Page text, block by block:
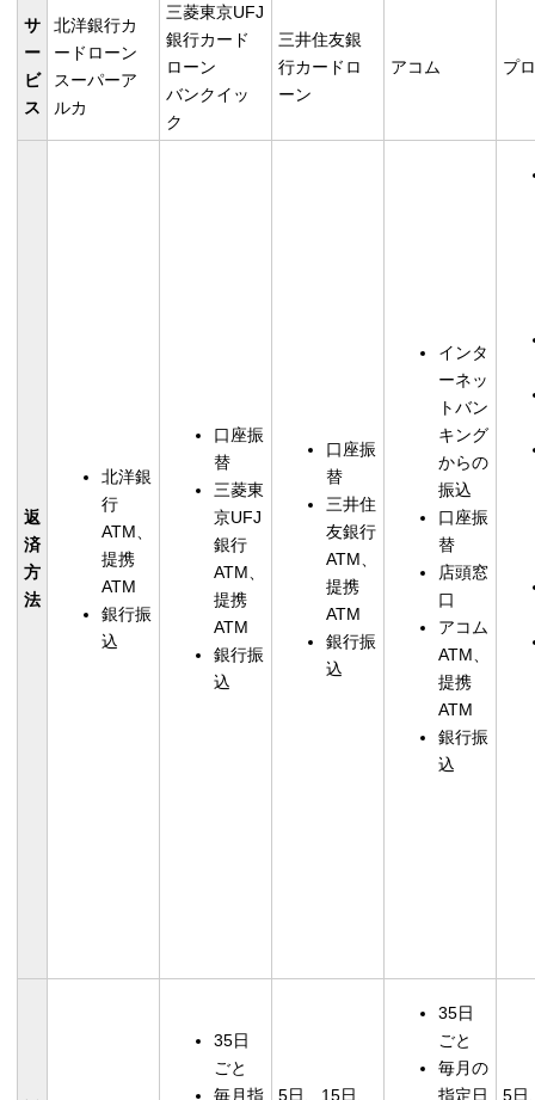
サ
ー
ビ
ス
北洋銀行カ
ードローン
スーパーア
ルカ
三菱東京UFJ
銀行カード
ローン
バンクイッ
ク
三井住友銀
行カードロ
ーン
アコム プ
返
済
方
法
北洋銀
行
ATM、
提携
ATM
銀行振
込
口座振
替
三菱東
京UFJ
銀行
ATM、
提携
ATM
銀行振
込
口座振
替
三井住
友銀行
ATM、
提携
ATM
銀行振
込
インタ
ーネッ
トバン
キング
からの
振込
口座振
替
店頭窓
口
アコム
ATM、
提携
ATM
銀行振
込
35日
ごと
毎月指
5日、15日、
35日
ごと
毎月の
指定日
5日